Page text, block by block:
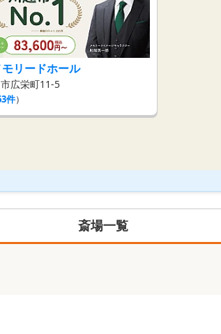
リードホール
広栄町11-5
件）
斎場一覧